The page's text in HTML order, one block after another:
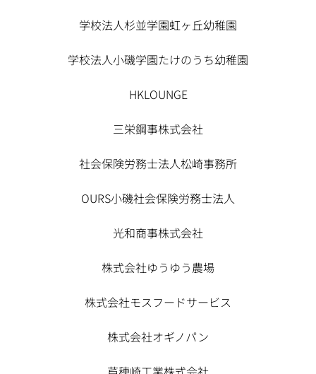
学校法人杉並学園虹ヶ丘幼稚園
学校法人小磯学園たけのうち幼稚園
HKLOUNGE
三栄鋼事株式会社
社会保険労務士法人松崎事務所
OURS小磯社会保険労務士法人
光和商事株式会社
株式会社ゆうゆう農場
株式会社モスフードサービス
株式会社オギノパン